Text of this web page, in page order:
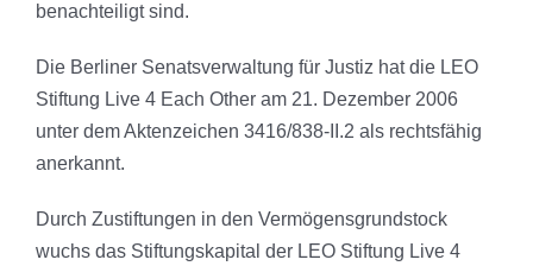
benachteiligt sind.
Die Berliner Senatsverwaltung für Justiz hat die LEO
Stiftung Live 4 Each Other am 21. Dezember 2006
unter dem Aktenzeichen 3416/838-II.2 als rechtsfähig
anerkannt.
Durch Zustiftungen in den Vermögensgrundstock
wuchs das Stiftungskapital der LEO Stiftung Live 4